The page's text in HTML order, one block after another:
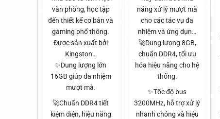
văn phòng, học tập
đến thiết kế cơ bản và
gaming phổ thông.
Được sản xuất bởi
Kingston…
✨Dung lượng lớn
16GB giúp đa nhiệm
mượt mà.
🚀Chuẩn DDR4 tiết
kiệm điện, hiệu năng
năng xử lý mượt mà
cho các tác vụ đa
nhiệm và ứng dụn…
🚀Dung lượng 8GB,
chuẩn DDR4, tối ưu
hóa hiệu năng cho hệ
thống.
✨Tốc độ bus
3200MHz, hỗ trợ xử lý
nhanh chóng và hiệu